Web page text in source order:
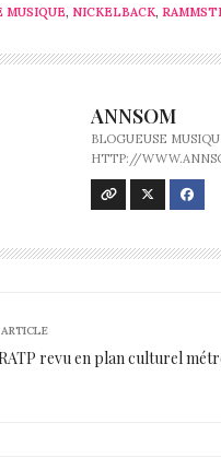
MUSIQUE, NICKELBACK,
ANNSOM
BLOGUEUSE
HTTP://
revu en plan culturel